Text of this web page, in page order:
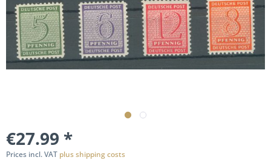
€27.99 *
Prices incl. VAT plus shipping costs